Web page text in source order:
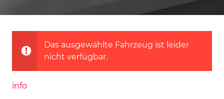
Das ausgewählte Fahrzeug ist leider
nicht verfügbar.
info